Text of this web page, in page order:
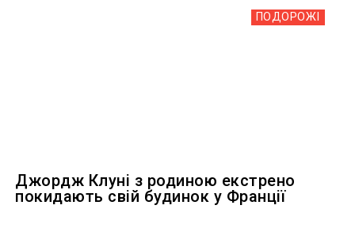
ПОДОРОЖІ
Джордж Клуні з родиною екстрено
покидають свій будинок у Франції